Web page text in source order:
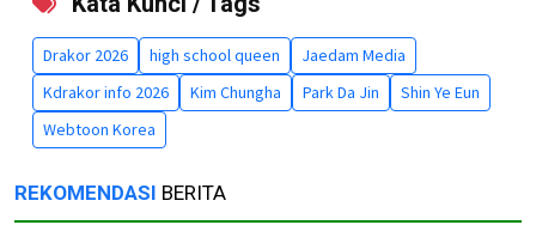
Drakor 2026 high school queen
Jaedam Media
Kdrakor info 2026
Kim Chungha Park Da Jin
Shin Ye Eun
Webtoon Korea
REKOMENDASI BERITA